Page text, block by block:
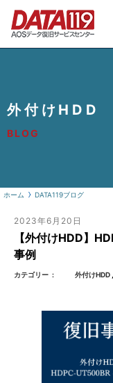
外付けHDD
BLOG
ホーム DATA119ブログ
2023年6月20日
【外付けHDD】
事例
カテゴリー 外付けHDD